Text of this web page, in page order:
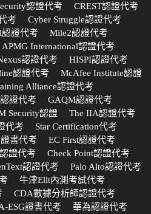
認證代考
CREST認證代考
考
Cyber Struggle認證代考
認證代考
Mile2認證代考
APMG International認證代考
認證代考
HISPI認證代考
認證代考
McAfee Institute認證
Alliance認證代考
證代考
GAQM認證代考
Security認證
The IIA認證代考
代考
Star Certification代考
書代考
EC First認證代考
證代考
Check Point認證代考
認證代考
Palo Alto認證代考
牛津Ellt內測考試代考
CDA數據分析師認證代考
ESG證書代考
華為認證代考